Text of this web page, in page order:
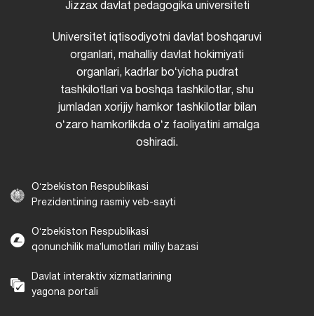
Jizzax davlat pedagogika universiteti
Universitet iqtisodiyotni davlat boshqaruvi
organlari, mahalliy davlat hokimiyati
organlari, kadrlar boʻyicha pudrat
tashkilotlari va boshqa tashkilotlar, shu
jumladan xorijiy hamkor tashkilotlar bilan
oʻzaro hamkorlikda oʻz faoliyatini amalga
oshiradi.
Oʻzbekiston Respublikasi
Prezidentining rasmiy veb-sayti
Oʻzbekiston Respublikasi
qonunchilik maʼlumotlari milliy bazasi
Davlat interaktiv xizmatlarining
yagona portali